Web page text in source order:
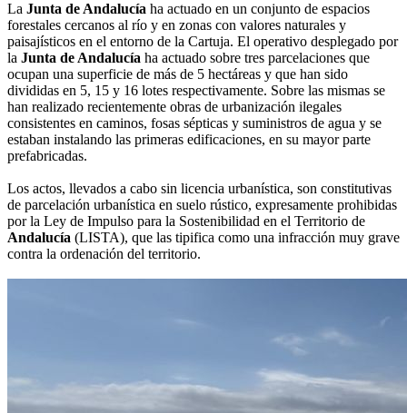
La Junta de Andalucía ha actuado en un conjunto de espacios
forestales cercanos al río y en zonas con valores naturales y
paisajísticos en el entorno de la Cartuja. El operativo desplegado por
la Junta de Andalucía ha actuado sobre tres parcelaciones que
ocupan una superficie de más de 5 hectáreas y que han sido
divididas en 5, 15 y 16 lotes respectivamente. Sobre las mismas se
han realizado recientemente obras de urbanización ilegales
consistentes en caminos, fosas sépticas y suministros de agua y se
estaban instalando las primeras edificaciones, en su mayor parte
prefabricadas.
Los actos, llevados a cabo sin licencia urbanística, son constitutivas
de parcelación urbanística en suelo rústico, expresamente prohibidas
por la Ley de Impulso para la Sostenibilidad en el Territorio de
Andalucía (LISTA), que las tipifica como una infracción muy grave
contra la ordenación del territorio.